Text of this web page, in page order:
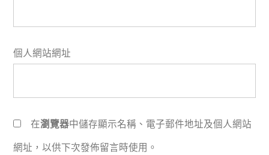
個人網站網址
在瀏覽器中儲存顯示名稱、電子郵件地址及個人網站
網址，以供下次發佈留言時使用。